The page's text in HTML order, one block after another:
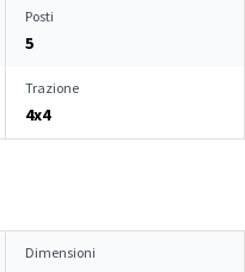
Posti
5
Trazione
4x4
Dimensioni